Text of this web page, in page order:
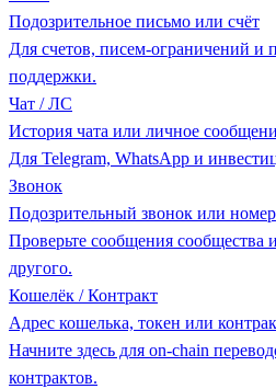
Подозрительное письмо или счёт
Для счетов, писем-ограничений и
поддержки.
Чат / ЛС
История чата или личное
Для Telegram, WhatsApp и
Звонок
Подозрительный звонок или номер
Проверьте сообщения сообщества
другого.
Кошелёк / Контракт
Адрес кошелька, токен или
Начните здесь для on-chain
контрактов.